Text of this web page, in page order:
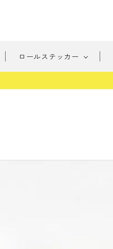
ロールステッカー